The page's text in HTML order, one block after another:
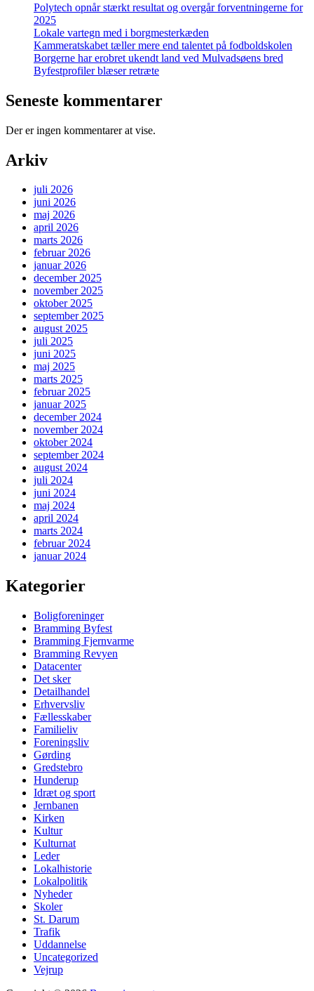
Polytech opnår stærkt resultat og overgår forventningerne for
2025
Lokale vartegn med i borgmesterkæden
Kammeratskabet tæller mere end talentet på fodboldskolen
Borgerne har erobret ukendt land ved Mulvadsøens bred
Byfestprofiler blæser retræte
Seneste kommentarer
Der er ingen kommentarer at vise.
Arkiv
juli 2026
juni 2026
maj 2026
april 2026
marts 2026
februar 2026
januar 2026
december 2025
november 2025
oktober 2025
september 2025
august 2025
juli 2025
juni 2025
maj 2025
marts 2025
februar 2025
januar 2025
december 2024
november 2024
oktober 2024
september 2024
august 2024
juli 2024
juni 2024
maj 2024
april 2024
marts 2024
februar 2024
januar 2024
Kategorier
Boligforeninger
Bramming Byfest
Bramming Fjernvarme
Bramming Revyen
Datacenter
Det sker
Detailhandel
Erhvervsliv
Fællesskaber
Familieliv
Foreningsliv
Gørding
Gredstebro
Hunderup
Idræt og sport
Jernbanen
Kirken
Kultur
Kulturnat
Leder
Lokalhistorie
Lokalpolitik
Nyheder
Skoler
St. Darum
Trafik
Uddannelse
Uncategorized
Vejrup